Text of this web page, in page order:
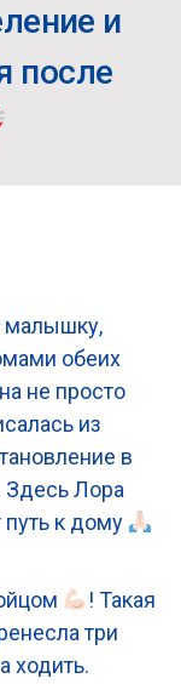
и
после
малышку,
обеих
не просто
из
в
Здесь Лора
к дому
! Такая
три
ходить.